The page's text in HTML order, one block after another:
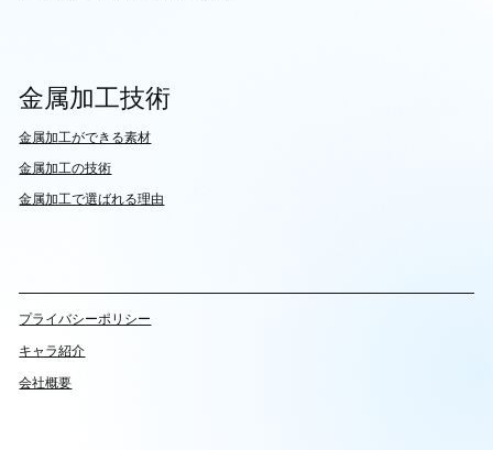
金属加工技術
​金属加工ができる素材
​金属加工の技術
金属加工で選ばれる理由
​プライバシーポリシー
キャラ紹介
会社概要